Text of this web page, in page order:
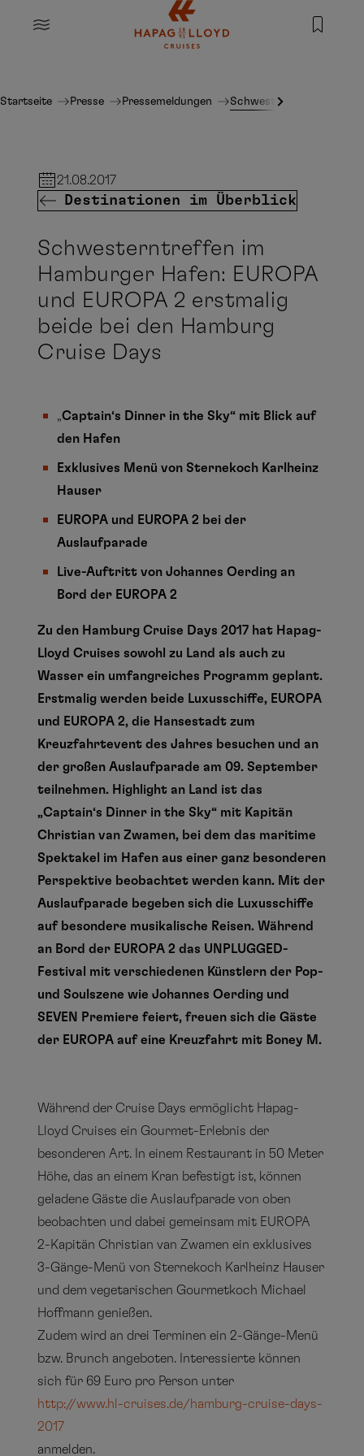
Springe zum Hauptinhalt
MENU
Startseite Presse Pressemeldungen Schwesterntreffen im
21.08.2017
Destinationen im Überblick
Schwesterntreffen im
Hamburger Hafen: EUROPA
und EUROPA 2 erstmalig
beide bei den Hamburg
Cruise Days
„Captain‘s Dinner in the Sky“ mit Blick auf
den Hafen
Exklusives Menü von Sternekoch Karlheinz
Hauser
EUROPA und EUROPA 2 bei der
Auslaufparade
Live-Auftritt von Johannes Oerding an
Bord der EUROPA 2
Zu den Hamburg Cruise Days 2017 hat Hapag-
Lloyd Cruises sowohl zu Land als auch zu
Wasser ein umfangreiches Programm geplant.
Erstmalig werden beide Luxusschiffe, EUROPA
und EUROPA 2, die Hansestadt zum
Kreuzfahrtevent des Jahres besuchen und an
der großen Auslaufparade am 09. September
teilnehmen. Highlight an Land ist das
„Captain‘s Dinner in the Sky“ mit Kapitän
Christian van Zwamen, bei dem das maritime
Spektakel im Hafen aus einer ganz besonderen
Perspektive beobachtet werden kann. Mit der
Auslaufparade begeben sich die Luxusschiffe
auf besondere musikalische Reisen. Während
an Bord der EUROPA 2 das UNPLUGGED-
Festival mit verschiedenen Künstlern der Pop-
und Soulszene wie Johannes Oerding und
SEVEN Premiere feiert, freuen sich die Gäste
der EUROPA auf eine Kreuzfahrt mit Boney M.
Während der Cruise Days ermöglicht Hapag-
Lloyd Cruises ein Gourmet-Erlebnis der
besonderen Art. In einem Restaurant in 50 Meter
Höhe, das an einem Kran befestigt ist, können
geladene Gäste die Auslaufparade von oben
beobachten und dabei gemeinsam mit EUROPA
2-Kapitän Christian van Zwamen ein exklusives
3-Gänge-Menü von Sternekoch Karlheinz Hauser
und dem vegetarischen Gourmetkoch Michael
Hoffmann genießen.
Zudem wird an drei Terminen ein 2-Gänge-Menü
bzw. Brunch angeboten. Interessierte können
sich für 69 Euro pro Person unter
http://www.hl-cruises.de/hamburg-cruise-days-
2017
anmelden.